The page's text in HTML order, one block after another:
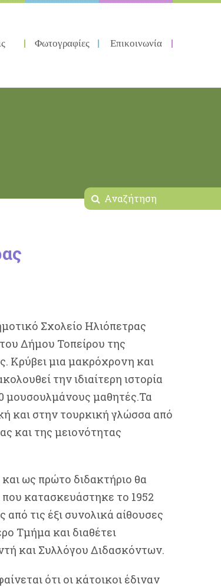
Φωτογραφίες Επικοινωνία
Σχολείο Ηλιόπετρας
Δήμου Τοπείρου της
Κρύβει μια μακρόχρονη και
την ιδιαίτερη ιστορία
μουσουλμάνους μαθητές.Τα
και στην τουρκική γλώσσα από
και της μειονότητας
ως πρώτο διδακτήριο θα
κατασκευάστηκε το 1952
από τις έξι συνολικά αίθουσες
Τμήμα και διαθέτει
και Συλλόγου Διδασκόντων.
ότι οι κάτοικοι έδιναν